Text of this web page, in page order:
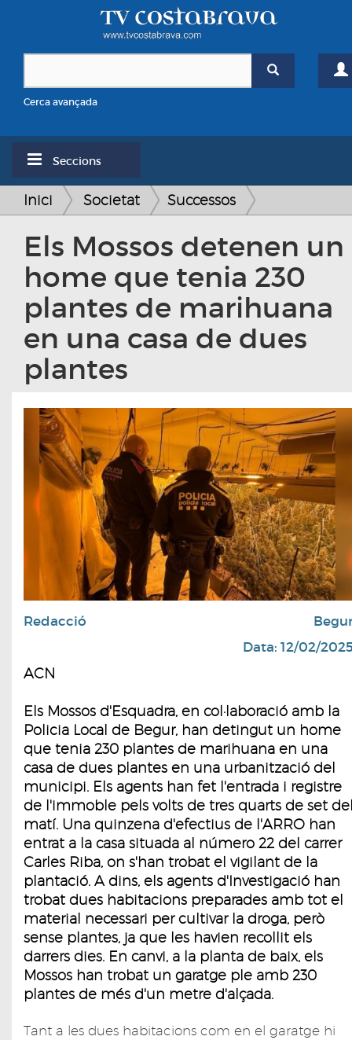
Cerca avançada
Seccions
Inici Societat Successos
Els Mossos detenen un
home que tenia 230
plantes de marihuana
en una casa de dues
plantes
Redacció
Data: 12/02/
ACN
Els Mossos d'Esquadra, en col·laboració amb la
Policia Local de Begur, han detingut un home
que tenia 230 plantes de marihuana en una
casa de dues plantes en una urbanització del
municipi. Els agents han fet l'entrada i registre
de l'immoble pels volts de tres quarts de set
matí. Una quinzena d'efectius de l'ARRO han
entrat a la casa situada al número 22 del carrer
Carles Riba, on s'han trobat el vigilant de la
plantació. A dins, els agents d'Investigació han
trobat dues habitacions preparades amb tot el
material necessari per cultivar la droga, però
sense plantes, ja que les havien recollit els
darrers dies. En canvi, a la planta de baix, els
Mossos han trobat un garatge ple amb 230
plantes de més d'un metre d'alçada.
Tant a les dues habitacions com en el garatge hi